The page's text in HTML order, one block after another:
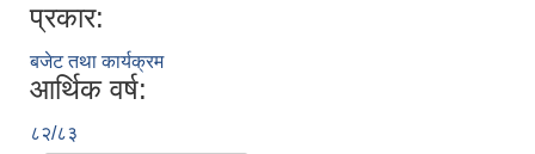
प्रकार:
बजेट तथा कार्यक्रम
आर्थिक वर्ष:
८२/८३